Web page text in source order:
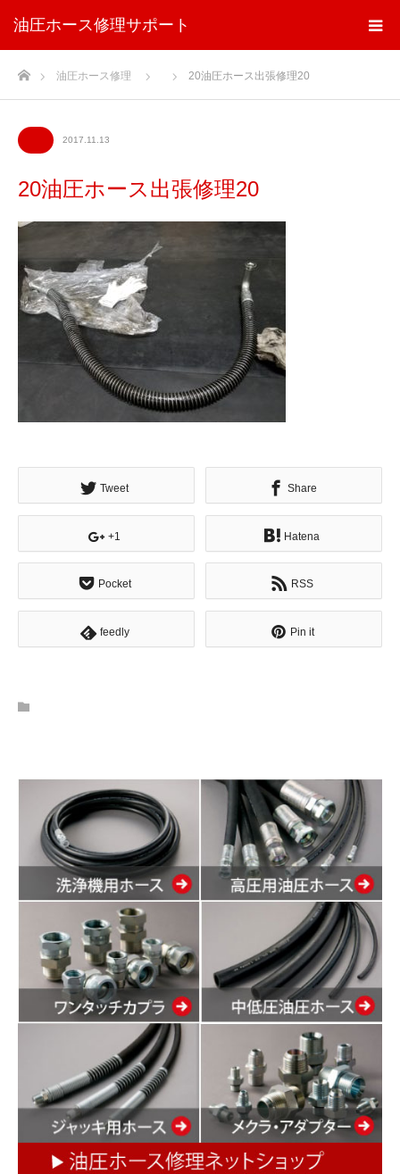
油圧ホース修理サポート
ホーム油圧ホース修理 20油圧ホース出張修理20
2017.11.13
20油圧ホース出張修理20
Tweet Share
+1 Hatena
Pocket RSS
feedly Pin it